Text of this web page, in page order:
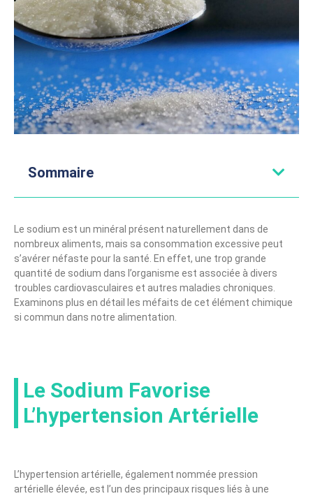
Sommaire
Le sodium est un minéral présent naturellement dans de
nombreux aliments, mais sa consommation excessive peut
s’avérer néfaste pour la santé. En effet, une trop grande
quantité de sodium dans l’organisme est associée à divers
troubles cardiovasculaires et autres maladies chroniques.
Examinons plus en détail les méfaits de cet élément chimique
si commun dans notre alimentation.
Le Sodium Favorise
L’hypertension Artérielle
L’hypertension artérielle, également nommée pression
artérielle élevée, est l’un des principaux risques liés à une